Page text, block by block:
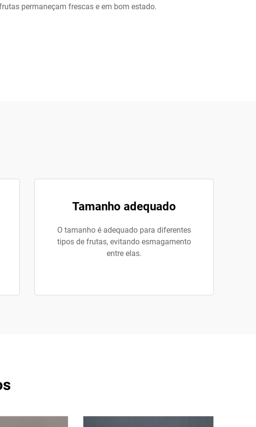
permaneçam frescas e em bom estado.
Tamanho adequado
O tamanho é adequado para diferentes
tipos de frutas, evitando esmagamento
entre elas.